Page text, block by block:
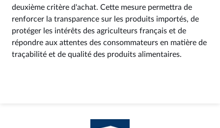
deuxième critère d'achat. Cette mesure permettra de
renforcer la transparence sur les produits importés, de
protéger les intérêts des agriculteurs français et de
répondre aux attentes des consommateurs en matière de
traçabilité et de qualité des produits alimentaires.